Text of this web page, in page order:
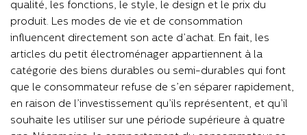
qualité, les fonctions, le style, le design et le prix du
produit. Les modes de vie et de consommation
influencent directement son acte d’achat. En fait, les
articles du petit électroménager appartiennent à la
catégorie des biens durables ou semi-durables qui font
que le consommateur refuse de s’en séparer rapidement,
en raison de l’investissement qu’ils représentent, et qu’il
souhaite les utiliser sur une période supérieure à quatre